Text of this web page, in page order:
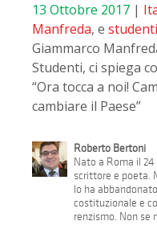
13 Ottobre 2017 |
Manfreda, e studenti
Giammarco
Studenti, ci spiega
“Ora tocca a noi!
cambiare il Paese”
Roberto Bertoni
Nato a Roma il
scrittore e poeta.
lo ha
costituzionale e
renzismo. Non se